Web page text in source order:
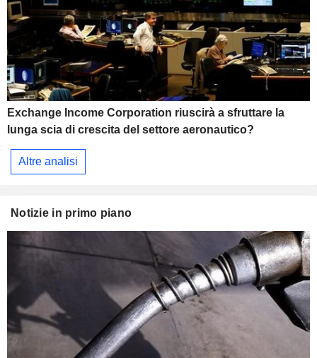
Exchange Income Corporation riuscirà a sfruttare la
lunga scia di crescita del settore aeronautico?
Altre analisi
Notizie in primo piano